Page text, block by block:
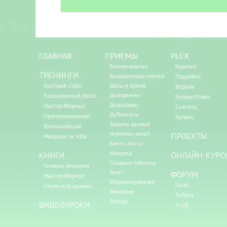
ГЛАВНАЯ
ТРЕНИНГИ
Быстрый старт
Расширенный Excel
Мастер Формул
Прогнозирование
Визуализация
Макросы на VBA
КНИГИ
Готовые решения
Мастер Формул
Скульптор данных
ВИДЕОУРОКИ
ПРИЕМЫ
Бизнес-анализ
Выпадающие списки
Даты и время
Диаграммы
Диапазоны
Дубликаты
Защита данных
Интернет, email
Книги, листы
Макросы
Сводные таблицы
Текст
Форматирование
Функции
Всякое
PLEX
Коротко
Подробно
Версии
Вопрос-Ответ
Скачать
Купить
ПРОЕКТЫ
ОНЛАЙН-
ФОРУМ
Excel
Работа
PLEX